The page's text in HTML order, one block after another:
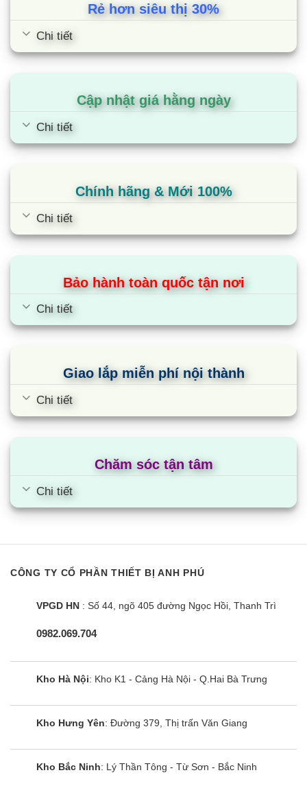
Rẻ hơn siêu thị 30%
Chi tiết
Cập nhật giá hằng ngày
Chi tiết
Chính hãng & Mới 100%
Chi tiết
Bảo hành toàn quốc tận nơi
Chi tiết
Giao lắp miễn phí nội thành
Chi tiết
Chăm sóc tận tâm
Chi tiết
CÔNG TY CỔ PHẦN THIẾT BỊ ANH PHÚ
VPGD HN : Số 44, ngõ 405 đường Ngọc Hồi, Thanh Trì
0982.069.704
Kho Hà Nội: Kho K1 - Cảng Hà Nội - Q.Hai Bà Trưng
Kho Hưng Yên: Đường 379, Thị trấn Văn Giang
Kho Bắc Ninh: Lý Thần Tông - Từ Sơn - Bắc Ninh